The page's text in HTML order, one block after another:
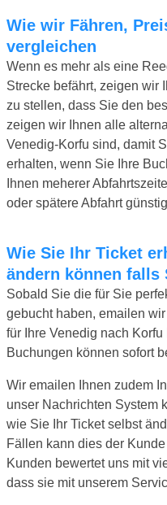
Wie wir Fähren, Preise und Abfahrtszeiten
vergleichen
Wenn es mehr als eine
Strecke befährt, zeigen wir
zu stellen, dass Sie den
zeigen wir Ihnen alle
Venedig-Korfu sind, damit
erhalten, wenn Sie Ihre
Ihnen meherer
oder spätere Abfahrt
Wie Sie Ihr Ticket erhalten und wie Sie etwas
ändern können falls
Sobald Sie die für Sie
gebucht haben, emailen
für Ihre Venedig nach
Buchungen können sofort
Wir emailen Ihnen zudem
unser Nachrichten System
wie Sie Ihr Ticket selbst
Fällen kann dies der
Kunden bewertet uns mit
dass sie mit unserem